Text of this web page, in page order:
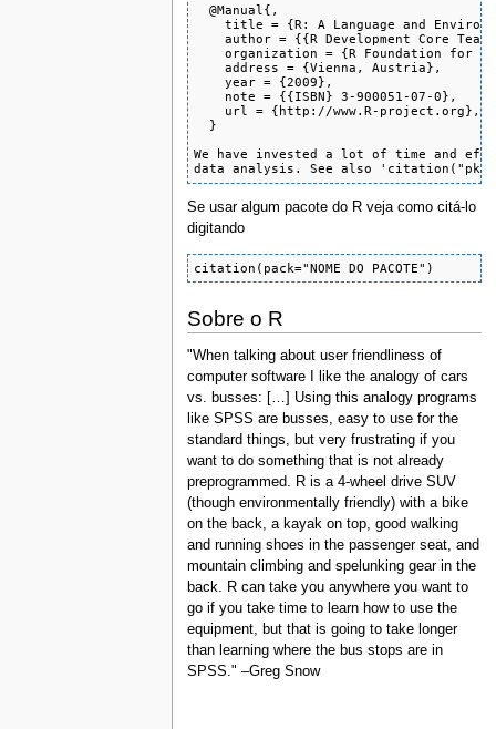
  @Manual{,
title = {R: A Language and
author = {{R Development Core
organization = {R Foundation for
    address = {Vienna, Austria},
    year = {2009},
    note = {{ISBN} 3-900051-07-0},
    url = {http://www.R-project.org},
  }
We have invested a lot of time and
data analysis. See also
Se usar algum pacote do R veja como citá-lo
digitando
citation(pack="NOME DO PACOTE")
Sobre o R
"When talking about user friendliness of
computer software I like the analogy of cars
vs. busses: […] Using this analogy programs
like SPSS are busses, easy to use for the
standard things, but very frustrating if you
want to do something that is not already
preprogrammed. R is a 4-wheel drive SUV
(though environmentally friendly) with a bike
on the back, a kayak on top, good walking
and running shoes in the passenger seat, and
mountain climbing and spelunking gear in the
back. R can take you anywhere you want to
go if you take time to learn how to use the
equipment, but that is going to take longer
than learning where the bus stops are in
SPSS." –Greg Snow